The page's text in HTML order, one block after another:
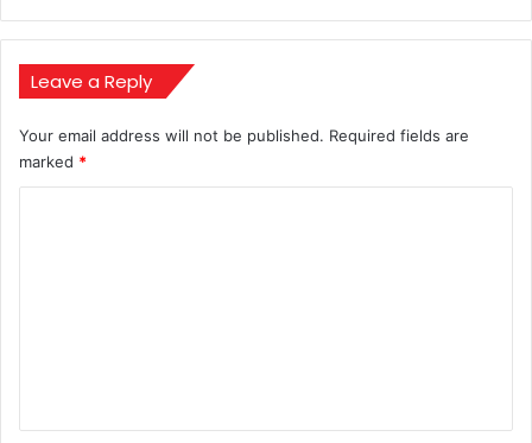
Leave a Reply
Your email address will not be published. Required fields are
marked *